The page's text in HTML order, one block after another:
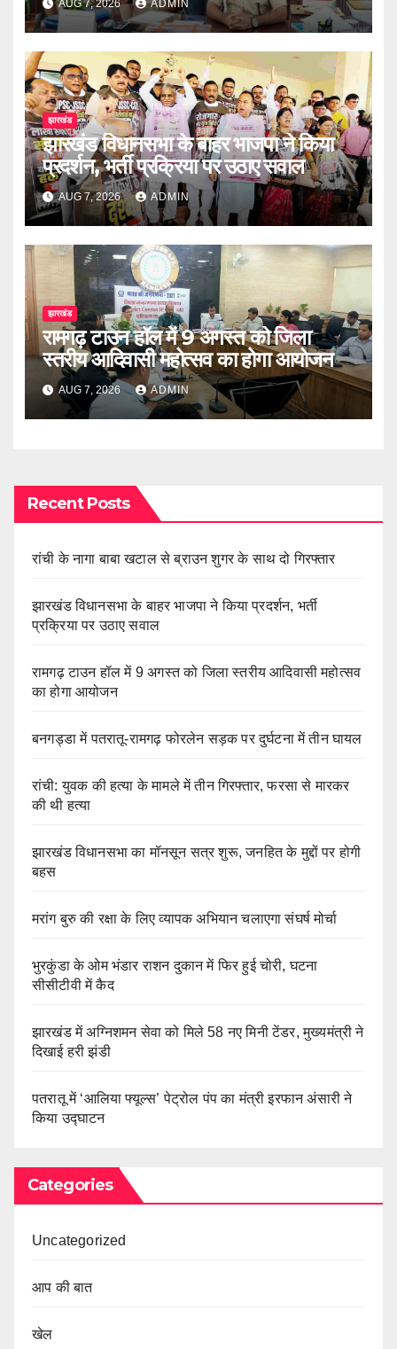
AUG 7, 2026 ADMIN
झारखंड
झारखंड विधानसभा के बाहर भाजपा ने किया
प्रदर्शन, भर्ती प्रक्रिया पर उठाए सवाल
AUG 7, 2026 ADMIN
झारखंड
रामगढ़ टाउन हॉल में 9 अगस्त को जिला
स्तरीय आदिवासी महोत्सव का होगा आयोजन
AUG 7, 2026 ADMIN
Recent Posts
रांची के नागा बाबा खटाल से ब्राउन शुगर के साथ दो गिरफ्तार
झारखंड विधानसभा के बाहर भाजपा ने किया प्रदर्शन, भर्ती
प्रक्रिया पर उठाए सवाल
रामगढ़ टाउन हॉल में 9 अगस्त को जिला स्तरीय आदिवासी महोत्सव
का होगा आयोजन
बनगड्डा में पतरातू-रामगढ़ फोरलेन सड़क पर दुर्घटना में तीन घायल
रांची: युवक की हत्या के मामले में तीन गिरफ्तार, फरसा से मारकर
की थी हत्या
झारखंड विधानसभा का मॉनसून सत्र शुरू, जनहित के मुद्दों पर होगी
बहस
मरांग बुरु की रक्षा के लिए व्यापक अभियान चलाएगा संघर्ष मोर्चा
भुरकुंडा के ओम भंडार राशन दुकान में फिर हुई चोरी, घटना
सीसीटीवी में कैद
झारखंड में अग्निशमन सेवा को मिले 58 नए मिनी टेंडर, मुख्यमंत्री ने
दिखाई हरी झंडी
पतरातू में ‘आलिया फ्यूल्स’ पेट्रोल पंप का मंत्री इरफान अंसारी ने
किया उद्घाटन
Categories
Uncategorized
आप की बात
खेल